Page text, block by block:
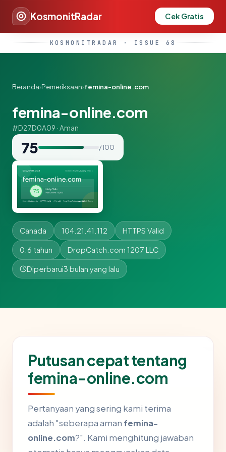
KosmonitRadar Cek Gratis
KOSMONITRADAR · ISSUE 68
Beranda›Pemeriksaan›femina-online.com
femina-online.com
#D27D0A09 · Aman
75 / 100
Canada 104.21.41.112 HTTPS Valid
0.6 tahun DropCatch.com 1207 LLC
Diperbarui3 bulan yang lalu
Putusan cepat tentang
femina-online.com
Pertanyaan yang sering kami terima
adalah "seberapa aman femina-
online.com?". Kami menghitung jawaban